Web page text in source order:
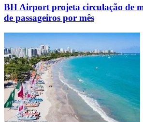
BH Airport projeta circulação de
de passageiros por mês